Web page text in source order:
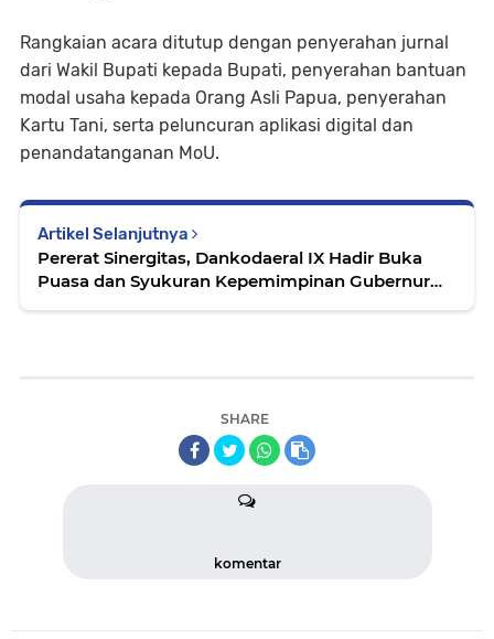
Rangkaian acara ditutup dengan penyerahan jurnal
dari Wakil Bupati kepada Bupati, penyerahan bantuan
modal usaha kepada Orang Asli Papua, penyerahan
Kartu Tani, serta peluncuran aplikasi digital dan
penandatanganan MoU.
Artikel Selanjutnya
Pererat Sinergitas, Dankodaeral IX Hadir Buka
Puasa dan Syukuran Kepemimpinan Gubernur
SHARE
komentar